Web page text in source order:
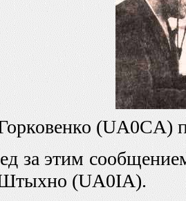
(UA0CA)
за этим
(UA0IA).